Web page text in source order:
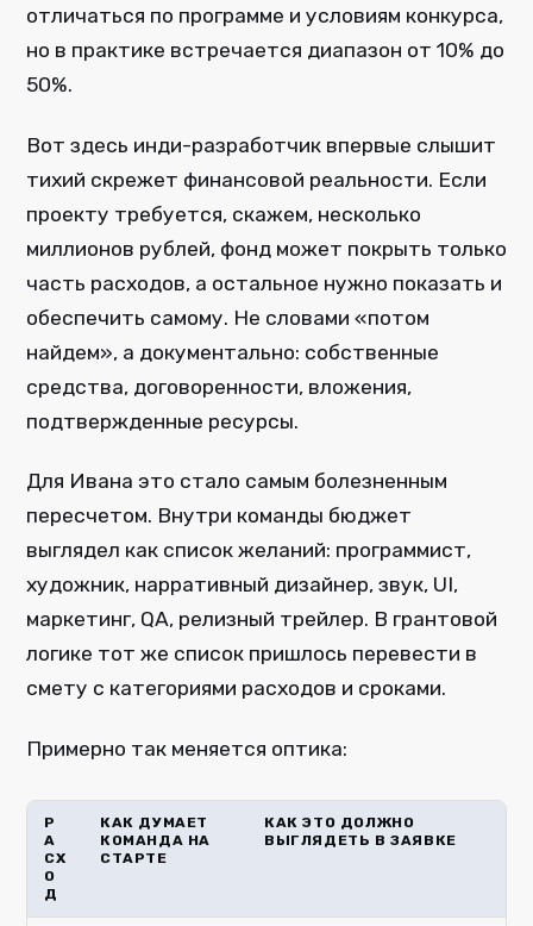
отличаться по программе и условиям конкурса,
но в практике встречается диапазон от 10% до
50%.
Вот здесь инди-разработчик впервые слышит
тихий скрежет финансовой реальности. Если
проекту требуется, скажем, несколько
миллионов рублей, фонд может покрыть только
часть расходов, а остальное нужно показать и
обеспечить самому. Не словами «потом
найдем», а документально: собственные
средства, договоренности, вложения,
подтвержденные ресурсы.
Для Ивана это стало самым болезненным
пересчетом. Внутри команды бюджет
выглядел как список желаний: программист,
художник, нарративный дизайнер, звук, UI,
маркетинг, QA, релизный трейлер. В грантовой
логике тот же список пришлось перевести в
смету с категориями расходов и сроками.
Примерно так меняется оптика:
Р
А
СХ
О
Д
КАК ДУМАЕТ
КОМАНДА НА
СТАРТЕ
КАК ЭТО ДОЛЖНО
ВЫГЛЯДЕТЬ В ЗАЯВКЕ